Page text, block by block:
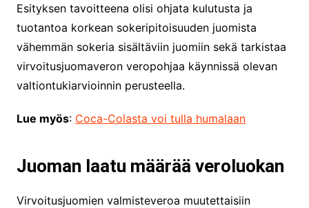
Esityksen tavoitteena olisi ohjata kulutusta ja
tuotantoa korkean sokeripitoisuuden juomista
vähemmän sokeria sisältäviin juomiin sekä tarkistaa
virvoitusjuomaveron veropohjaa käynnissä olevan
valtiontukiarvioinnin perusteella.
Lue myös: Coca-Colasta voi tulla humalaan
Juoman laatu määrää veroluokan
Virvoitusjuomien valmisteveroa muutettaisiin